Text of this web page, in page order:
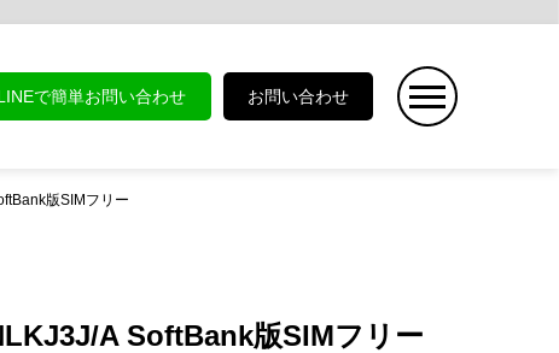
で簡単お問い合わせ お問い合わせ
版SIMフリー
A SoftBank版SIMフリー